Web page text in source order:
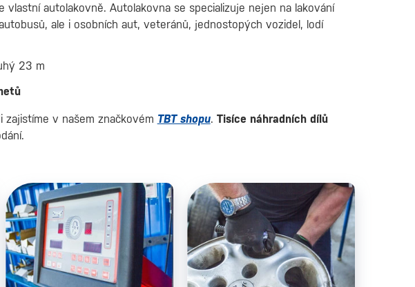
vlastní autolakovně. Autolakovna se specializuje nejen na lakování
ale i osobních aut, veteránů, jednostopých vozidel, lodí
23 m
zajistíme v našem značkovém TBT shopu. Tisíce náhradních dílů